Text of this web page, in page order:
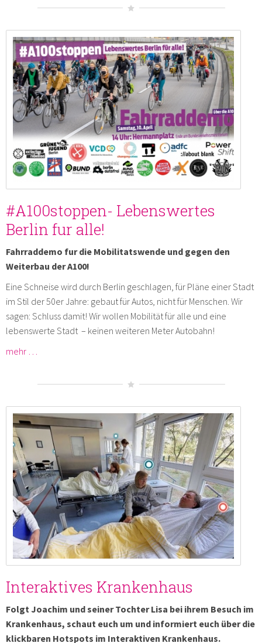
#A100stoppen- Lebenswertes
Berlin fur alle!
Fahrraddemo fur die Mobilitatswende und gegen den
Weiterbau der A100!
Eine Schneise wird durch Berlin geschlagen, für Pläne einer Stadt
im Stil der 50er Jahre: gebaut für Autos, nicht für Menschen. Wir
sagen: Schluss damit! Wir wollen Mobilität für alle und eine
lebenswerte Stadt – keinen weiteren Meter Autobahn!
mehr …
Interaktives Krankenhaus
Folgt Joachim und seiner Tochter Lisa bei ihrem Besuch im
Krankenhaus, schaut euch um und informiert euch über die
klickbaren Hotspots im Interaktiven Krankenhaus.